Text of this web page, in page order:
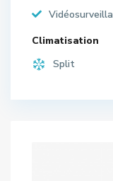
Climatisation
Split